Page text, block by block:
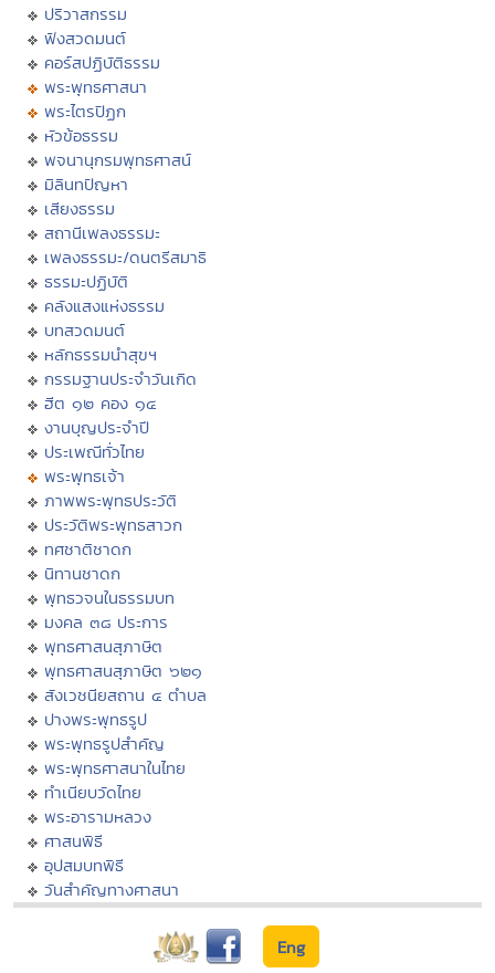
ปริวาสกรรม
ฟังสวดมนต์
คอร์สปฏิบัติธรรม
พระพุทธศาสนา
พระไตรปิฏก
หัวข้อธรรม
พจนานุกรมพุทธศาสน์
มิลินทปัญหา
เสียงธรรม
สถานีเพลงธรรมะ
เพลงธรรมะ/ดนตรีสมาธิ
ธรรมะปฏิบัติ
คลังแสงแห่งธรรม
บทสวดมนต์
หลักธรรมนำสุขฯ
กรรมฐานประจำวันเกิด
ฮีต ๑๒ คอง ๑๔
งานบุญประจำปี
ประเพณีทั่วไทย
พระพุทธเจ้า
ภาพพระพุทธประวัติ
ประวัติพระพุทธสาวก
ทศชาติชาดก
นิทานชาดก
พุทธวจนในธรรมบท
มงคล ๓๘ ประการ
พุทธศาสนสุภาษิต
พุทธศาสนสุภาษิต ๖๒๑
สังเวชนียสถาน ๔ ตำบล
ปางพระพุทธรูป
พระพุทธรูปสำคัญ
พระพุทธศาสนาในไทย
ทำเนียบวัดไทย
พระอารามหลวง
ศาสนพิธี
อุปสมบทพิธี
วันสำคัญทางศาสนา
Eng